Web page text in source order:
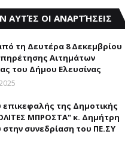
ΑΥΤΈΣ ΟΙ ΑΝΑΡΤΉΣΕΙΣ
τη Δευτέρα 8 Δεκεμβρίου
Αιτημάτων
του Δήμου Ελευσίνας
της Δημοτικής
ΜΠΡΟΣΤΑ" κ. Δημήτρη
συνεδρίαση του ΠΕ.ΣΥ